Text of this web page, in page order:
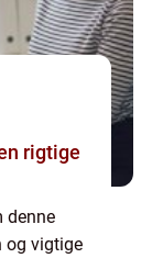
denne
og vigtige